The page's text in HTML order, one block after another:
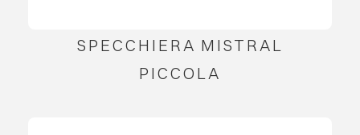
SPECCHIERA MISTRAL
PICCOLA